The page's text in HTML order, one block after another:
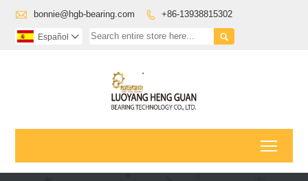
 bonnie@hgb-bearing.com  +86-13938815302

Español 